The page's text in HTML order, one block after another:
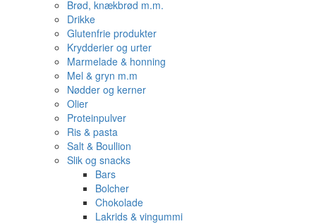
Brød, knækbrød m.m.
Drikke
Glutenfrie produkter
Krydderier og urter
Marmelade & honning
Mel & gryn m.m
Nødder og kerner
Olier
Proteinpulver
Ris & pasta
Salt & Boullion
Slik og snacks
Bars
Bolcher
Chokolade
Lakrids & vingummi